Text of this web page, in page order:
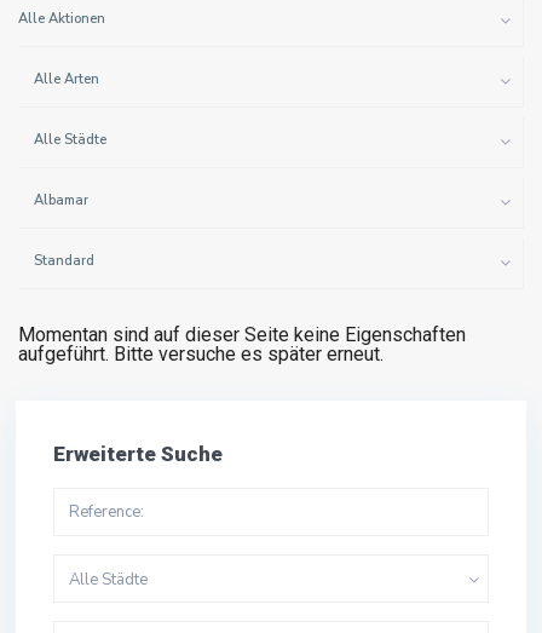
Alle Aktionen
Alle Arten
Alle Städte
Albamar
Standard
Momentan sind auf dieser Seite keine Eigenschaften
aufgeführt. Bitte versuche es später erneut.
Erweiterte Suche
Alle Städte